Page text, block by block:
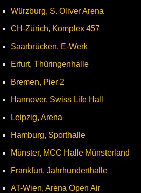
Würzburg, S. Oliver Arena
CH-Zürich, Komplex 457
Saarbrücken, E-Werk
Erfurt, Thüringenhalle
Bremen, Pier 2
Hannover, Swiss Life Hall
Leipzig, Arena
Hamburg, Sporthalle
Münster, MCC Halle Münsterland
Frankfurt, Jahrhunderthalle
AT-Wien, Arena Open Air